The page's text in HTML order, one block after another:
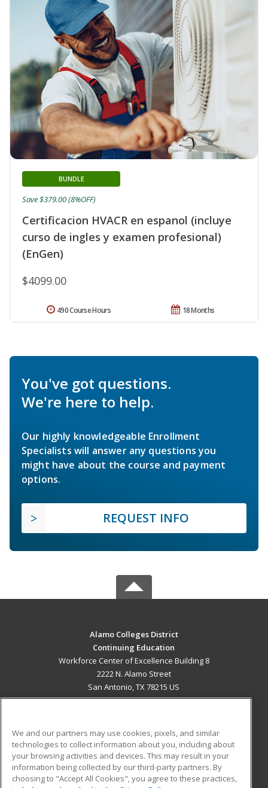
Certificacion HVACR en espanol (incluye
curso de ingles y examen profesional)
(EnGen)
BUNDLE
$4099.00
Save $379.00 (8%OFF)
18 Months
490 Course Hours
You've got questions.
We're here to help.
Our highly knowledgeable Enrollment
Specialists will answer any questions you
might have about the course and payment
options.
REQUEST INFO
Alamo Colleges District
Continuing Education
Workforce Center of Excellence Building 8
2222 N. Alamo Street
San Antonio, TX 78215 US
ADDITIONAL RESOURCES
Military
Financial Assistance
Student Blog
We and our partners may use cookies, pixels, and similar
technologies to collect information about you, including about
your browsing activities and devices. This may result in your
information being collected by our third-party partners. By
choosing to "Accept All Cookies", you agree to these practices,